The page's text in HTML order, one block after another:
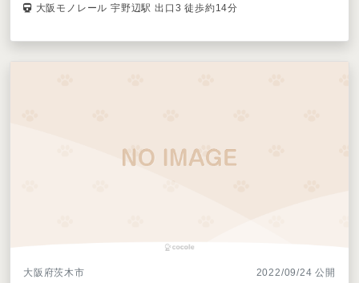
大阪モノレール 宇野辺駅 出口3 徒歩約14分
大阪府茨木市 2022/09/24 公開